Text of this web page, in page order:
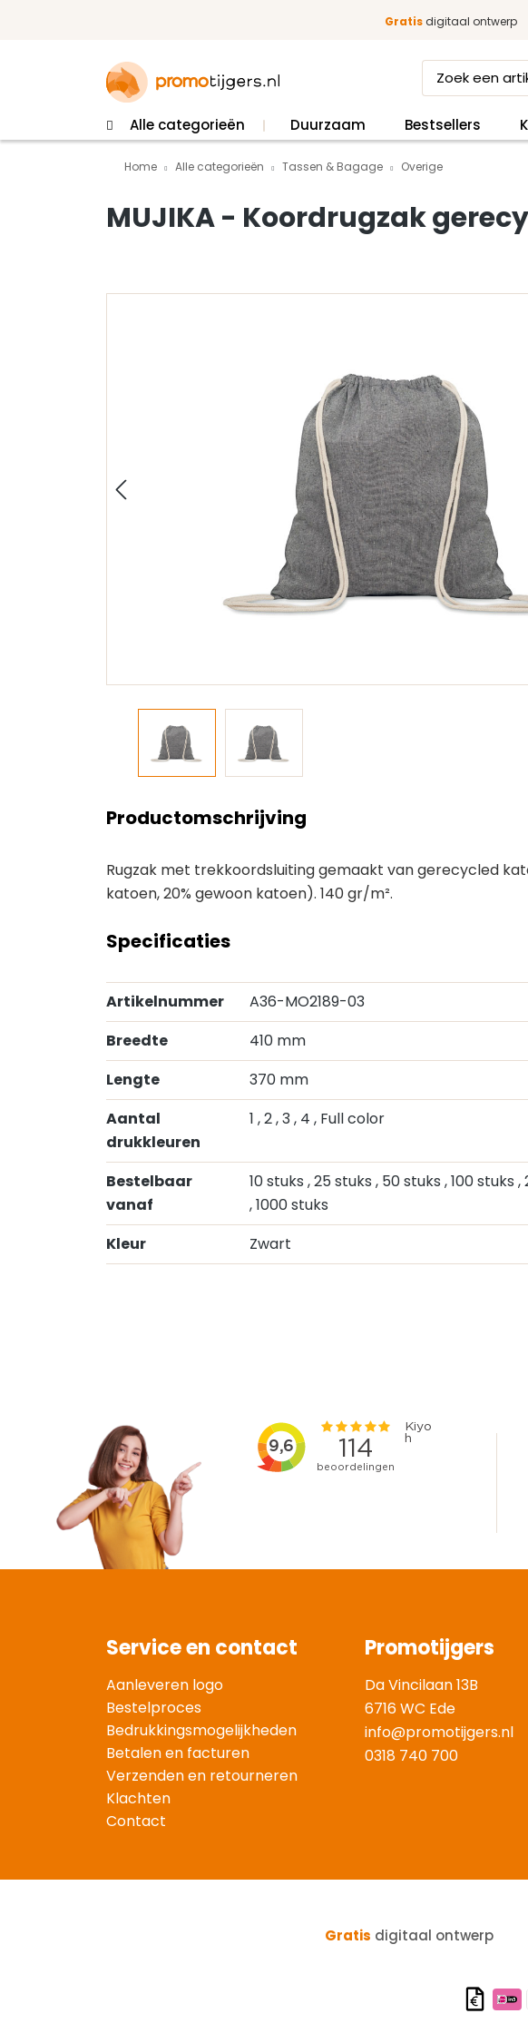
Gratisdigitaal ontwerp
Alle categorieën Duurzaam Bestsellers
Home Alle categorieën Tassen & Bagage Overige
MUJIKA - Koordrugzak
Productomschrijving
Rugzak met trekkoordsluiting gemaakt van gerecycled
katoen, 20% gewoon katoen). 140 gr/m².
Specificaties
Artikelnummer
A36-MO2189-03
Breedte
410 mm
Lengte
370 mm
Aantal
drukkleuren
1 , 2, 3, 4 , Full color
Bestelbaar
vanaf
10 stuks , 25 stuks , 50 stuks , 100 stuks ,
, 1000 stuks
Kleur
Zwart
Service en contact
Aanleveren logo
Bestelproces
Bedrukkingsmogelijkheden
Betalen en facturen
Verzenden en retourneren
Klachten
Contact
Promotijgers
Da Vincilaan 13B
6716 WC Ede
info@promotijgers.nl
0318 740 700
Gratis digitaal ontwerp